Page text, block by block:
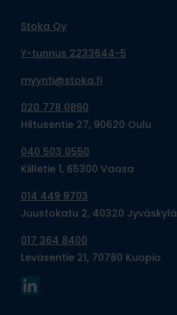
Stoka Oy
Y-tunnus 2233644-5
myynti@stoka.fi
020 778 0860
Hiltusentie 27, 90620 Oulu
040 503 0550
Kiilletie 1, 65300 Vaasa
014 449 9703
Juustokatu 2, 40320 Jyväskylä
017 364 8400
Leväsentie 21, 70780 Kuopio